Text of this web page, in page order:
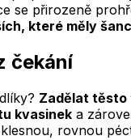
se přirozeně
které měly
čekání
Zadělat těsto
kvasinek a
rovnou